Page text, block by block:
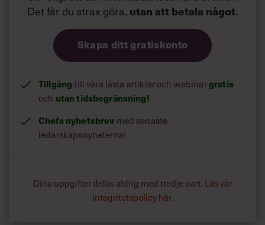
Det får du strax göra, utan att betala något.
Skapa ditt gratiskonto
Tillgångtill våra låsta artiklar och webinargratis
och utan tidsbegränsning!
Chefs nyhetsbrev med senaste
ledarskapsnyheterna!
Dina uppgifter delas aldrig med tredje part. Läs vår
integritetspolicy här.